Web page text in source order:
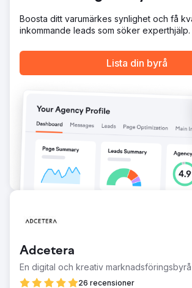
Boosta ditt varumärkes synlighet och få
inkommande leads som söker experthjälp.
Lista din byrå
Adcetera
En digital och kreativ marknadsföringsbyrå
26 recensioner